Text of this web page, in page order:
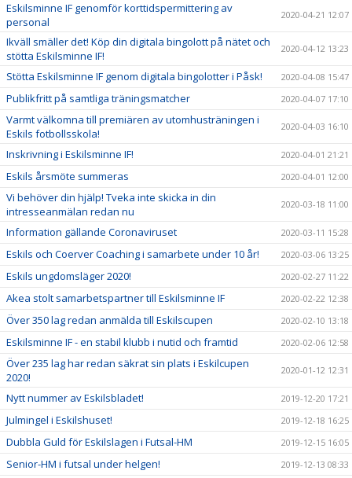
Eskilsminne IF genomför korttidspermittering av
personal
2020-04-21 12:07
Ikväll smäller det! Köp din digitala bingolott på nätet och
stötta Eskilsminne IF!
2020-04-12 13:23
Stötta Eskilsminne IF genom digitala bingolotter i Påsk! 2020-04-08 15:47
Publikfritt på samtliga träningsmatcher 2020-04-07 17:10
Varmt välkomna till premiären av utomhusträningen i
Eskils fotbollsskola!
2020-04-03 16:10
Inskrivning i Eskilsminne IF! 2020-04-01 21:21
Eskils årsmöte summeras 2020-04-01 12:00
Vi behöver din hjälp! Tveka inte skicka in din
intresseanmälan redan nu
2020-03-18 11:00
Information gällande Coronaviruset 2020-03-11 15:28
Eskils och Coerver Coaching i samarbete under 10 år! 2020-03-06 13:25
Eskils ungdomsläger 2020! 2020-02-27 11:22
Akea stolt samarbetspartner till Eskilsminne IF 2020-02-22 12:38
Över 350 lag redan anmälda till Eskilscupen 2020-02-10 13:18
Eskilsminne IF - en stabil klubb i nutid och framtid 2020-02-06 12:58
Över 235 lag har redan säkrat sin plats i Eskilcupen
2020!
2020-01-12 12:31
Nytt nummer av Eskilsbladet! 2019-12-20 17:21
Julmingel i Eskilshuset! 2019-12-18 16:25
Dubbla Guld för Eskilslagen i Futsal-HM 2019-12-15 16:05
Senior-HM i futsal under helgen! 2019-12-13 08:33